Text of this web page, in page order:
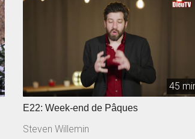
45
E22: Week-end de Pâques
Steven Willemin